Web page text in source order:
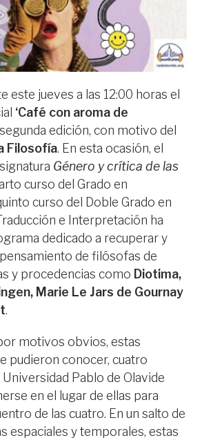
este jueves a las 12:00 horas el
‘Café con aroma de
edición, con motivo del
Filosofía. En esta ocasión, el
Género y crítica de las
curso del Grado en
curso del Doble Grado en
e Interpretación ha
dedicado a recuperar y
de filósofas de
y procedencias como Diotima,
Marie Le Jars de Gournay
.
motivos obvios, estas
pudieron conocer, cuatro
Pablo de Olavide
en el lugar de ellas para
de las cuatro. En un salto de
espaciales y temporales, estas